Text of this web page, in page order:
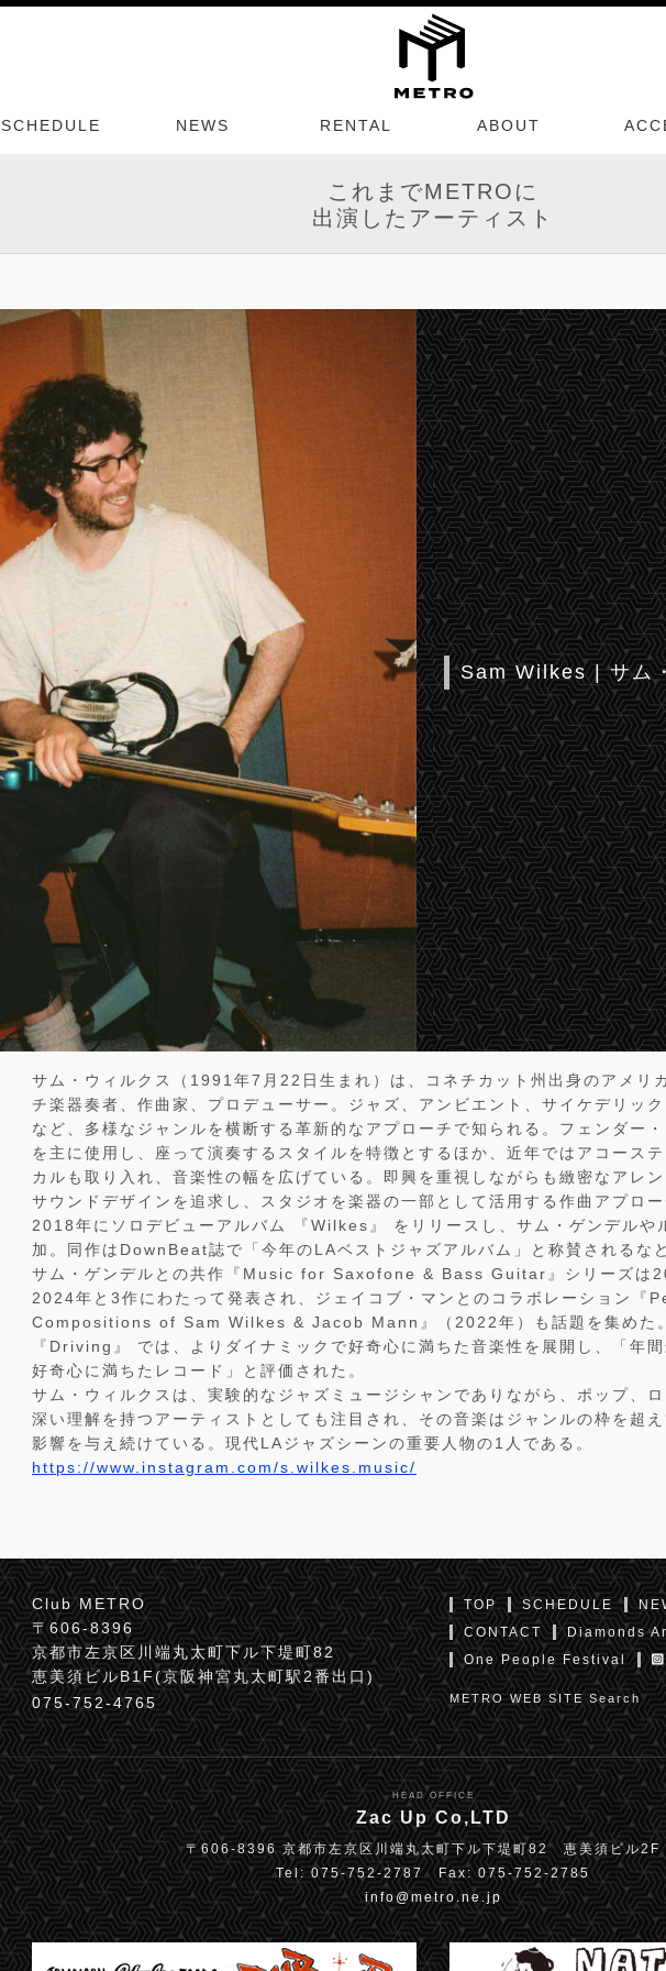
SCHEDULE NEWS RENTAL ABOUT
これまでMETROに
出演したアーティスト
Sam Wilkes | サム
サム・ウィルクス（1991年7月22日生まれ）は、コネチカット州出身のアメリ
チ楽器奏者、作曲家、プロデューサー。ジャズ、アンビエント、サイケデリッ
など、多様なジャンルを横断する革新的なアプローチで知られる。フェンダー
を主に使用し、座って演奏するスタイルを特徴とするほか、近年ではアコース
カルも取り入れ、音楽性の幅を広げている。即興を重視しながらも緻密なアレ
サウンドデザインを追求し、スタジオを楽器の一部として活用する作曲アプロー
2018年にソロデビューアルバム 『Wilkes』 をリリースし、サム・ゲンデルや
加。同作はDownBeat誌で「今年のLAベストジャズアルバム」と称賛されるな
サム・ゲンデルとの共作『Music for Saxofone & Bass Guitar』シリーズは
2024年と3作にわたって発表され、ジェイコブ・マンとのコラボレーション『
Compositions of Sam Wilkes & Jacob Mann』（2022年）も話題を集めた
『Driving』 では、よりダイナミックで好奇心に満ちた音楽性を展開し、「年
好奇心に満ちたレコード」と評価された。
サム・ウィルクスは、実験的なジャズミュージシャンでありながら、ポップ、
深い理解を持つアーティストとしても注目され、その音楽はジャンルの枠を超
影響を与え続けている。現代LAジャズシーンの重要人物の1人である。
https://www.instagram.com/s.wilkes.music/
Club METRO
〒606-8396
京都市左京区川端丸太町下ル下堤町82
恵美須ビルB1F(京阪神宮丸太町駅2番出口)
075-752-4765
TOP SCHEDULE
CONTACT
Diamonds
One People Festival
METRO WEB SITE Search
HEAD OFFICE
Zac Up Co,LTD
〒606-8396 京都市左京区川端丸太町下ル下堤町82 恵美須ビル2F
Tel: 075-752-2787 Fax: 075-752-2785
info@metro.ne.jp